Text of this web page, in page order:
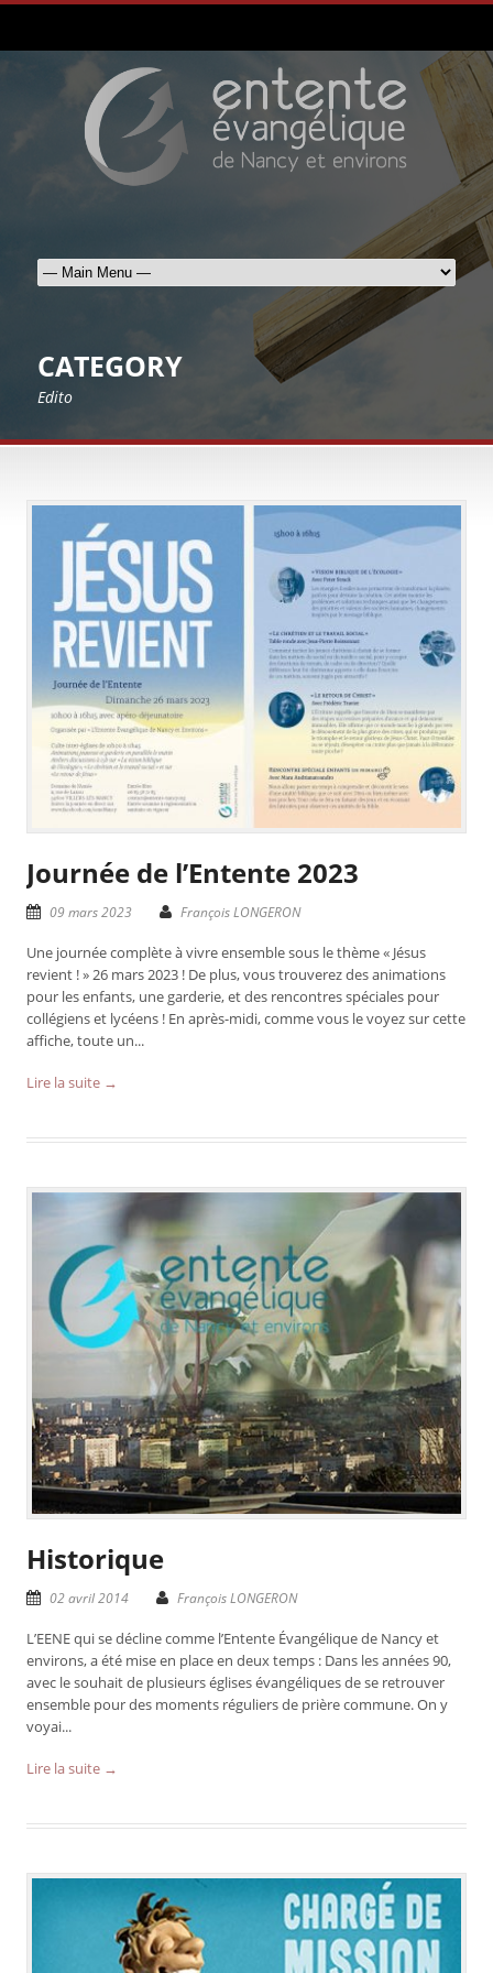
CATEGORY
Edito
Journée de l’Entente 2023
09 mars 2023 François LONGERON
Une journée complète à vivre ensemble sous le thème « Jésus
revient ! » 26 mars 2023 ! De plus, vous trouverez des animations
pour les enfants, une garderie, et des rencontres spéciales pour
collégiens et lycéens ! En après-midi, comme vous le voyez sur cette
affiche, toute un...
Lire la suite →
Historique
02 avril 2014 François LONGERON
L’EENE qui se décline comme l’Entente Évangélique de Nancy et
environs, a été mise en place en deux temps : Dans les années 90,
avec le souhait de plusieurs églises évangéliques de se retrouver
ensemble pour des moments réguliers de prière commune. On y
voyai...
Lire la suite →